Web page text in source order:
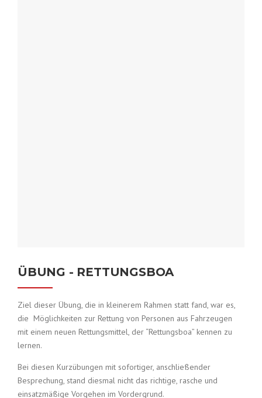
ÜBUNG - RETTUNGSBOA
Ziel dieser Übung, die in kleinerem Rahmen statt fand, war es,
die Möglichkeiten zur Rettung von Personen aus Fahrzeugen
mit einem neuen Rettungsmittel, der “Rettungsboa” kennen zu
lernen.
Bei diesen Kurzübungen mit sofortiger, anschließender
Besprechung, stand diesmal nicht das richtige, rasche und
einsatzmäßige Vorgehen im Vordergrund.